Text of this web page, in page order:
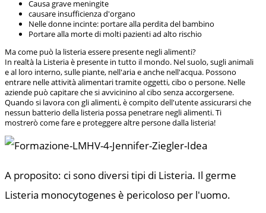
Causa grave meningite
causare insufficienza d'organo
Nelle donne incinte: portare alla perdita del bambino
Portare alla morte di molti pazienti ad alto rischio
Ma come può la listeria essere presente negli alimenti?
In realtà la Listeria è presente in tutto il mondo. Nel suolo, sugli animali
e al loro interno, sulle piante, nell'aria e anche nell'acqua. Possono
entrare nelle attività alimentari tramite oggetti, cibo o persone. Nelle
aziende può capitare che si avvicinino al cibo senza accorgersene.
Quando si lavora con gli alimenti, è compito dell'utente assicurarsi che
nessun batterio della listeria possa penetrare negli alimenti. Ti
mostrerò come fare e proteggere altre persone dalla listeria!
A proposito: ci sono diversi tipi di Listeria. Il germe
Listeria monocytogenes è pericoloso per l'uomo.